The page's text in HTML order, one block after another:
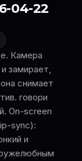
04-22
Камера
замирает,
снимает
говори
On-screen
sync):
и